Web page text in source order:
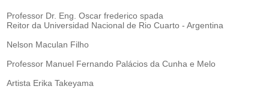
Professor Dr. Eng. Oscar frederico spada
Reitor da Universidad Nacional de Rio Cuarto - Argentina
Nelson Maculan Filho
Professor Manuel Fernando Palácios da Cunha e Melo
Artista Erika Takeyama